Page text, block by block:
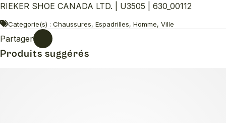
RIEKER SHOE CANADA LTD. | U3505 | 630_00112
Categorie(s) : Chaussures, Espadrilles, Homme, Ville
Partager
Produits suggérés